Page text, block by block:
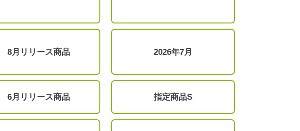
8月リリース商品 2026年7月
6月リリース商品 指定商品S